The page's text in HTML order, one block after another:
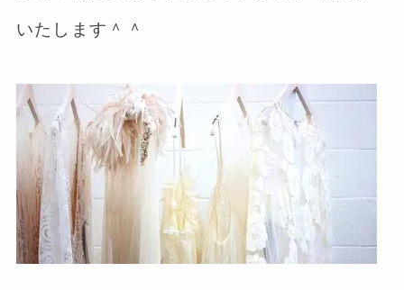
いたします＾＾